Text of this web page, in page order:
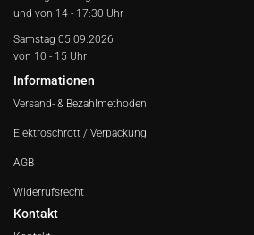
und von 14 - 17:30 Uhr
Samstag 05.09.2026
von 10 - 15 Uhr
Informationen
Versand- & Bezahlmethoden
Elektroschrott / Verpackung
AGB
Widerrufsrecht
Kontakt